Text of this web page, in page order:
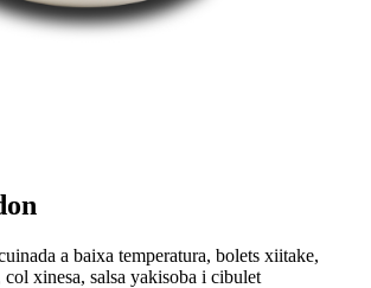
a baixa temperatura, bolets xiitake,
col xinesa, salsa yakisoba i cibulet